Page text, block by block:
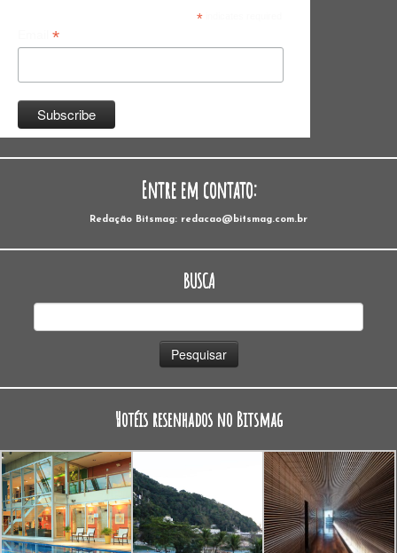
*indicates required
*
Entre em contato:
Redação Bitsmag: redacao@bitsmag.com.br
BUSCA
Hotéis resenhados no Bitsmag